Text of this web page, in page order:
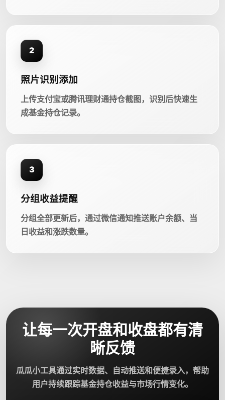
2
照片识别添加
上传支付宝或腾讯理财通持仓截图，识别后快速生
成基金持仓记录。
3
分组收益提醒
分组全部更新后，通过微信通知推送账户余额、当
日收益和涨跌数量。
让每一次开盘和收盘都有清
晰反馈
瓜瓜小工具通过实时数据、自动推送和便捷录入，帮助
用户持续跟踪基金持仓收益与市场行情变化。